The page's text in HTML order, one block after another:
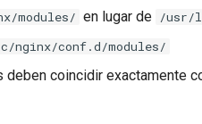
modules/ en lugar de /usr/
nginx/conf.d/modules/
deben coincidir exactamente